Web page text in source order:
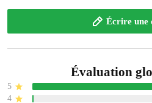
Écrire une
Évaluation
5
4